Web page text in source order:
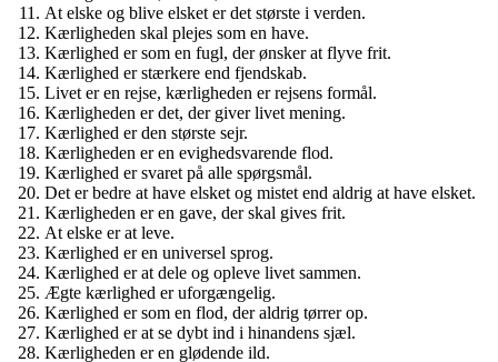
At elske og blive elsket er det største i verden.
Kærligheden skal plejes som en have.
Kærlighed er som en fugl, der ønsker at flyve frit.
Kærlighed er stærkere end fjendskab.
Livet er en rejse, kærligheden er rejsens formål.
Kærligheden er det, der giver livet mening.
Kærlighed er den største sejr.
Kærligheden er en evighedsvarende flod.
Kærlighed er svaret på alle spørgsmål.
Det er bedre at have elsket og mistet end aldrig at have elsket.
Kærligheden er en gave, der skal gives frit.
At elske er at leve.
Kærlighed er en universel sprog.
Kærlighed er at dele og opleve livet sammen.
Ægte kærlighed er uforgængelig.
Kærlighed er som en flod, der aldrig tørrer op.
Kærlighed er at se dybt ind i hinandens sjæl.
Kærligheden er en glødende ild.